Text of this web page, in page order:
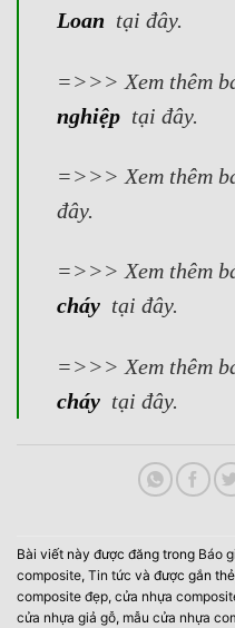
Loan tại đây.
=>>> Xem thêm
nghiệptại đây.
=>>> Xem thêm
đây.
=>>> Xem thêm
cháytại đây.
=>>> Xem thêm
cháytại đây.
Bài viết này được đăng trong Báo
composite, Tin tức và được gắn thẻ
composite đẹp, cửa nhựa
cửa nhựa giả gỗ, mẫu cửa nhựa